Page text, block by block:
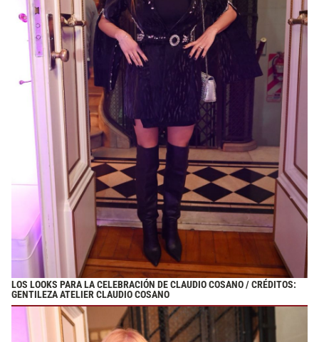
LOS LOOKS PARA LA CELEBRACIÓN DE CLAUDIO COSANO / CRÉDITOS:
GENTILEZA ATELIER CLAUDIO COSANO